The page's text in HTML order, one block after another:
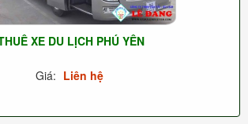
XE DU LỊCH PHÚ YÊN
Giá: Liên hệ